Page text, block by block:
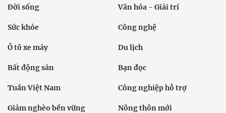
Đời sống Văn hóa - Giải trí
Sức khỏe Công nghệ
Ô tô xe máy Du lịch
Bất động sản Bạn đọc
Tuần Việt Nam Công nghiệp hỗ trợ
Giảm nghèo bền vững Nông thôn mới